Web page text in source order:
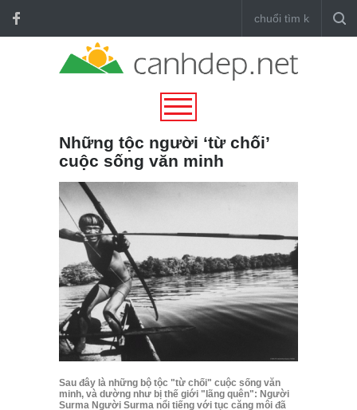
Những tộc người ‘từ chối’
cuộc sống văn minh
Sau đây là những bộ tộc "từ chối" cuộc sống văn
minh, và dường như bị thế giới "lãng quên": Người
Surma Người Surma nổi tiếng với tục căng môi đã